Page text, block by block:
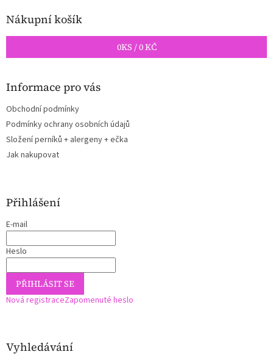
Nákupní košík
0KS /0 KČ
Informace pro vás
Obchodní podmínky
Podmínky ochrany osobních údajů
Složení perníků + alergeny + ečka
Jak nakupovat
Přihlášení
E-mail
Heslo
PŘIHLÁSIT SE
Nová registraceZapomenuté heslo
Vyhledávání